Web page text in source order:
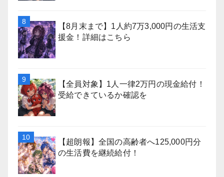
【8月末まで】1人約7万3,000円の生活支
援金！詳細はこちら
【全員対象】1人一律2万円の現金給付！
受給できているか確認を
【超朗報】全国の高齢者へ125,000円分
の生活費を継続給付！